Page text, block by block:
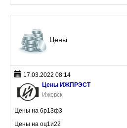
Цены
17.03.2022 08:14
Цены ИЖПРЭСТ
Ижевск
Цены на 6р13ф3
Цены на оц1и22